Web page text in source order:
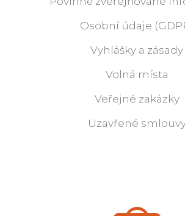
Osobní údaje
Vyhlášky a zásady
Volná místa
Veřejné zakázky
Uzavřené